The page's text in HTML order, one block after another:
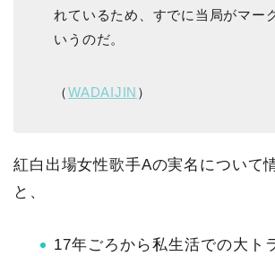
れているため、すでに当局がマー
いうのだ。
（WADAIJIN ）
紅白出場女性歌手Aの実名について
と、
17年ごろから私生活での大ト